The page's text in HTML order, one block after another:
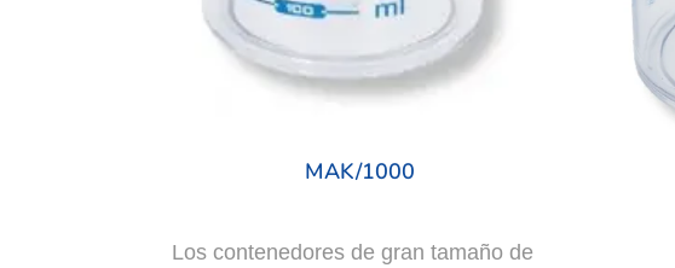
MAK/1000
Los contenedores de gran tamaño de